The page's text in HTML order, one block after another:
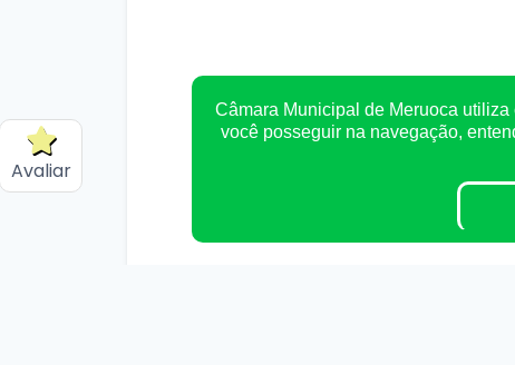
Avaliar
Câmara Municipal de Meruoca
você posseguir na navegação,